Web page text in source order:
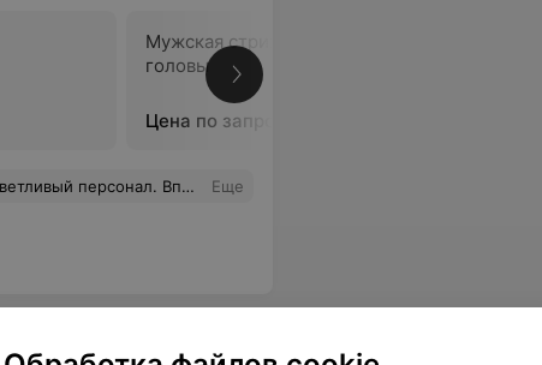
Мужская стрижка с мытьем
головы
Цена по запросу
поговорить разместившись в удобных креслах или на кушетке) Еще